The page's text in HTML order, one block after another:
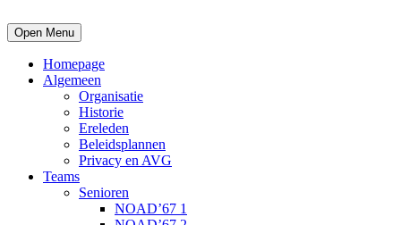
Open Menu
Homepage
Algemeen
Organisatie
Historie
Ereleden
Beleidsplannen
Privacy en AVG
Teams
Senioren
NOAD’67 1